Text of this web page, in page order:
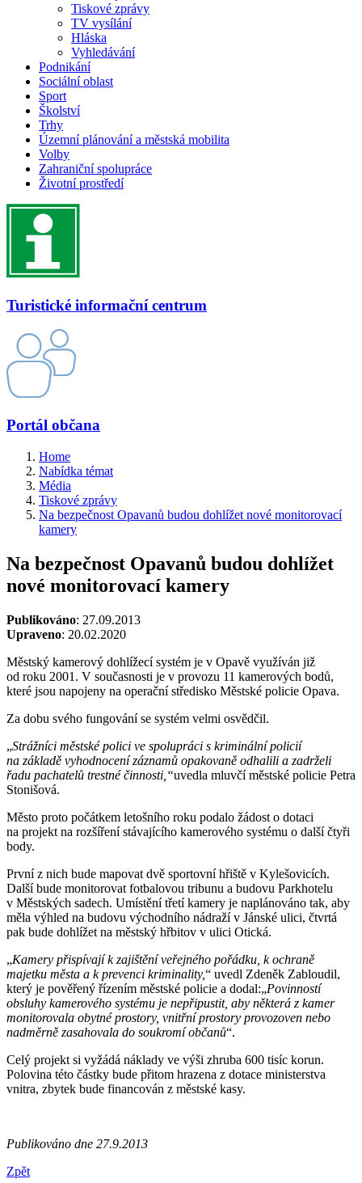
Tiskové zprávy
TV vysílání
Hláska
Vyhledávání
Podnikání
Sociální oblast
Sport
Školství
Trhy
Územní plánování a městská mobilita
Volby
Zahraniční spolupráce
Životní prostředí
Turistické informační centrum
Portál občana
Home
Nabídka témat
Média
Tiskové zprávy
Na bezpečnost Opavanů budou dohlížet nové monitorovací
kamery
Na bezpečnost Opavanů budou dohlížet
nové monitorovací kamery
Publikováno: 27.09.2013
Upraveno: 20.02.2020
Městský kamerový dohlížecí systém je v Opavě využíván již
od roku 2001. V současnosti je v provozu 11 kamerových bodů,
které jsou napojeny na operační středisko Městské policie Opava.
Za dobu svého fungování se systém velmi osvědčil.
„Strážníci městské polici ve spolupráci s kriminální policií
na základě vyhodnocení záznamů opakovaně odhalili a zadrželi
řadu pachatelů trestné činnosti,“uvedla mluvčí městské policie Petra
Stonišová.
Město proto počátkem letošního roku podalo žádost o dotaci
na projekt na rozšíření stávajícího kamerového systému o další čtyři
body.
První z nich bude mapovat dvě sportovní hřiště v Kylešovicích.
Další bude monitorovat fotbalovou tribunu a budovu Parkhotelu
v Městských sadech. Umístění třetí kamery je naplánováno tak, aby
měla výhled na budovu východního nádraží v Jánské ulici, čtvrtá
pak bude dohlížet na městský hřbitov v ulici Otická.
„Kamery přispívají k zajištění veřejného pořádku, k ochraně
majetku města a k prevenci kriminality,“ uvedl Zdeněk Zabloudil,
který je pověřený řízením městské policie a dodal:„Povinností
obsluhy kamerového systému je nepřipustit, aby některá z kamer
monitorovala obytné prostory, vnitřní prostory provozoven nebo
nadměrně zasahovala do soukromí občanů“.
Celý projekt si vyžádá náklady ve výši zhruba 600 tisíc korun.
Polovina této částky bude přitom hrazena z dotace ministerstva
vnitra, zbytek bude financován z městské kasy.
Publikováno dne 27.9.2013
Zpět